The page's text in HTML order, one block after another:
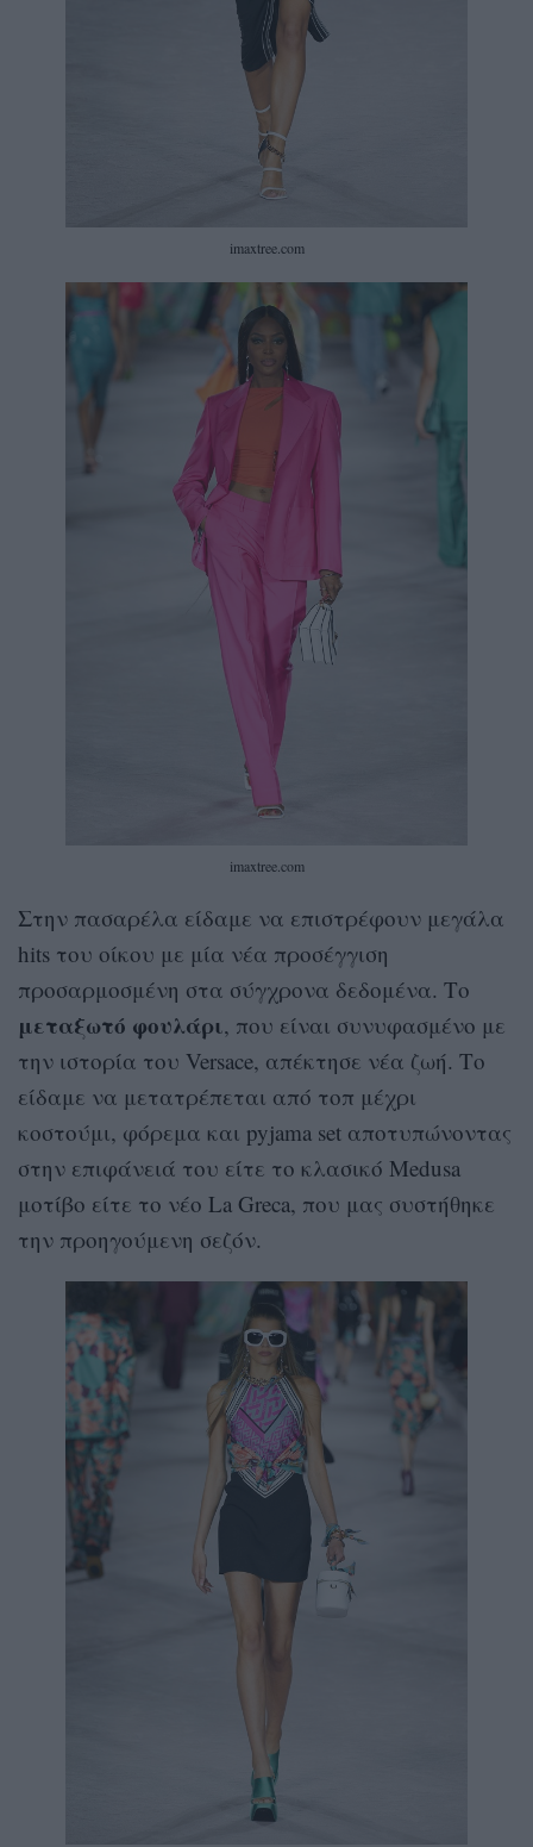
imaxtree.com
imaxtree.com
Στην πασαρέλα είδαμε να επιστρέφουν μεγάλα
hits του οίκου με μία νέα προσέγγιση
προσαρμοσμένη στα σύγχρονα δεδομένα. Το
μεταξωτό φουλάρι, που είναι συνυφασμένο με
την ιστορία του Versace, απέκτησε νέα ζωή. Το
είδαμε να μετατρέπεται από τοπ μέχρι
κοστούμι, φόρεμα και pyjama set αποτυπώνοντας
στην επιφάνειά του είτε το κλασικό Medusa
μοτίβο είτε το νέο La Greca, που μας συστήθηκε
την προηγούμενη σεζόν.